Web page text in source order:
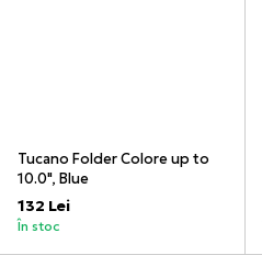
Tucano Folder Colore up to
10.0", Blue
132 Lei
În stoc